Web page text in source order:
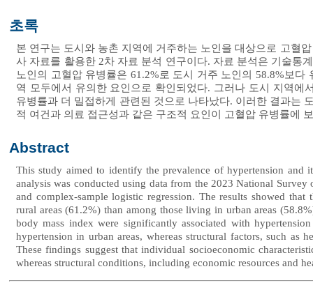
초록
본 연구는 도시와 농촌 지역에 거주하는 노인을 대상으로 고혈
사 자료를 활용한 2차 자료 분석 연구이다. 자료 분석은 기술통
노인의 고혈압 유병률은 61.2%로 도시 거주 노인의 58.8%보
역 모두에서 유의한 요인으로 확인되었다. 그러나 도시 지역
유병률과 더 밀접하게 관련된 것으로 나타났다. 이러한 결과는
적 여건과 의료 접근성과 같은 구조적 요인이 고혈압 유병률에
Abstract
This study aimed to identify the prevalence of hypertension and
analysis was conducted using data from the 2023 National
and complex-sample logistic regression. The results showed
rural areas (61.2%) than among those living in urban areas
body mass index were significantly associated with
hypertension in urban areas, whereas structural factors, such as
These findings suggest that individual socioeconomic
whereas structural conditions, including economic resources and